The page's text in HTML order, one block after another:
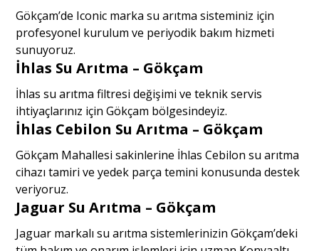
Gökçam’de Iconic marka su arıtma sisteminiz için
profesyonel kurulum ve periyodik bakım hizmeti
sunuyoruz.
İhlas Su Arıtma – Gökçam
İhlas su arıtma filtresi değişimi ve teknik servis
ihtiyaçlarınız için Gökçam bölgesindeyiz.
İhlas Cebilon Su Arıtma – Gökçam
Gökçam Mahallesi sakinlerine İhlas Cebilon su arıtma
cihazı tamiri ve yedek parça temini konusunda destek
veriyoruz.
Jaguar Su Arıtma – Gökçam
Jaguar markalı su arıtma sistemlerinizin Gökçam’deki